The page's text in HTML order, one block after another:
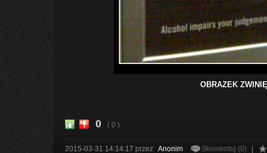
OBRAZEK
0 ( 0 )
2015-03-31 14:14:17 przez Anonim Skomentuj (0)